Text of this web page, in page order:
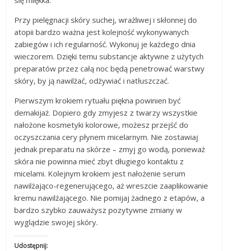
Przy pielęgnacji skóry suchej, wrażliwej i skłonnej do
atopii bardzo ważna jest kolejność wykonywanych
zabiegów i ich regularność. Wykonuj je każdego dnia
wieczorem. Dzięki temu substancje aktywne z użytych
preparatów przez całą noc będą penetrować warstwy
skóry, by ją nawilżać, odżywiać i natłuszczać.
Pierwszym krokiem rytuału piękna powinien być
demakijaż. Dopiero gdy zmyjesz z twarzy wszystkie
nałożone kosmetyki kolorowe, możesz przejść do
oczyszczania cery płynem micelarnym. Nie zostawiaj
jednak preparatu na skórze – zmyj go wodą, ponieważ
skóra nie powinna mieć zbyt długiego kontaktu z
micelami. Kolejnym krokiem jest nałożenie serum
nawilżająco-regenerującego, aż wreszcie zaaplikowanie
kremu nawilżającego. Nie pomijaj żadnego z etapów, a
bardzo szybko zauważysz pozytywne zmiany w
wyglądzie swojej skóry.
Udostępnij: